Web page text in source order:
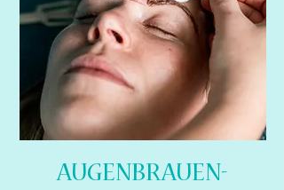
AUGENBRAUEN-